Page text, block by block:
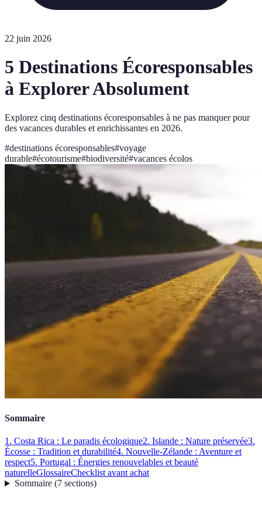
22 juin 2026
5 Destinations Écoresponsables
à Explorer Absolument
Explorez cinq destinations écoresponsables à ne pas manquer pour
des vacances durables et enrichissantes en 2026.
#destinations écoresponsables#voyage
durable#écotourisme#biodiversité#vacances écolos
Sommaire
1. Costa Rica : Le paradis écologique2. Islande : Nature préservée3.
Écosse : Tradition et durabilité4. Nouvelle-Zélande : Aventure et
respect5. Portugal : Énergies renouvelables et beauté
naturelleGlossaireChecklist avant achat
Sommaire(7 sections)